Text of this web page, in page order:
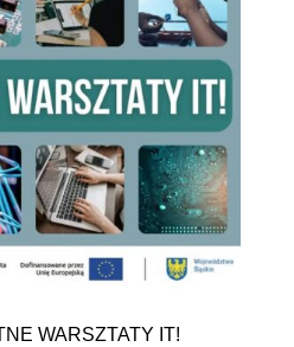
WARSZTATY IT!